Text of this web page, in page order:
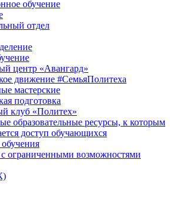
обучение
отдел
центр «Авангард»
движение #СемьяПолитеха
мастерские
подготовка
клуб «Политех»
образовательные ресурсы, к которым
доступ обучающихся
ограниченными возможностями